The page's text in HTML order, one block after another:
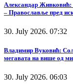
Александар Живковић:
– Православље пред
30. July 2026. 07:32
Владимир Вуковић:
мегавата на више од
30. July 2026. 06:03